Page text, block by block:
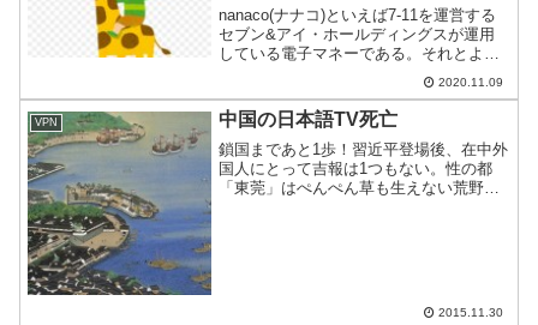
nanaco(ナナコ)といえば7-11を運営する
セブン&アイ・ホールディングスが運用
している電子マネーである。それとよく
にたNanacoと言うまったく別物アプリが
2020.11.09
VPN 中国の日本語TV死亡
鎖国まであと1歩！習近平登場後、在中外
国人にとって吉報は1つもない。性の都
「東莞」はぺんぺん草も生えない荒野に
2015.11.30